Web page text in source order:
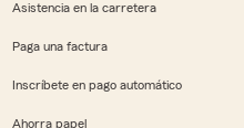
Asistencia en la carretera
Paga una factura
Inscríbete en pago automático
Ahorra papel